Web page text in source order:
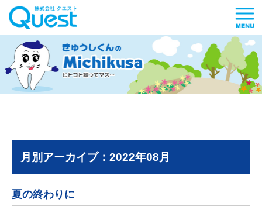
月別アーカイブ：2022年08月
夏の終わりに